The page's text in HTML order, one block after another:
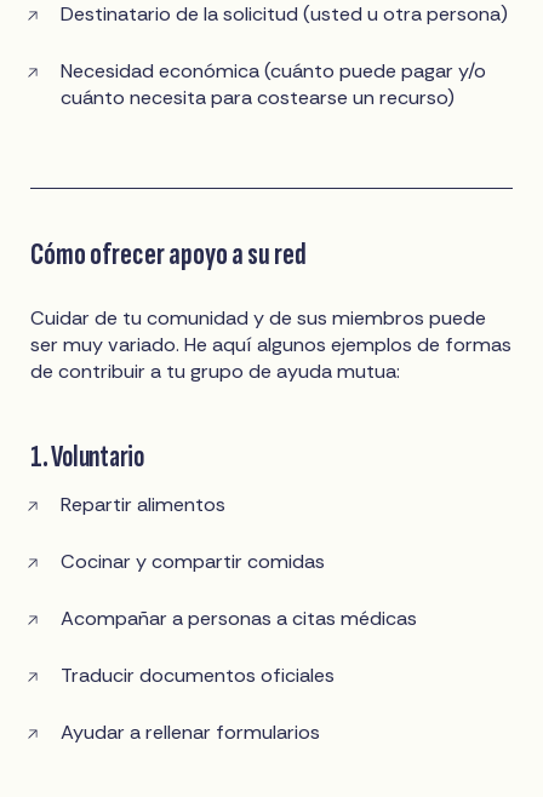
Destinatario de la solicitud (usted u otra persona)
Necesidad económica (cuánto puede pagar y/o
cuánto necesita para costearse un recurso)
Cómo ofrecer apoyo a su red
Cuidar de tu comunidad y de sus miembros puede
ser muy variado. He aquí algunos ejemplos de formas
de contribuir a tu grupo de ayuda mutua:
1. Voluntario
Repartir alimentos
Cocinar y compartir comidas
Acompañar a personas a citas médicas
Traducir documentos oficiales
Ayudar a rellenar formularios